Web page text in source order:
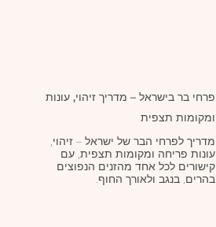
פרחי בר בישראל – מדריך זיהוי, עונות
ומקומות תצפית
מדריך לפרחי הבר של ישראל – זיהוי,
עונות פריחה ומקומות תצפית, עם
קישורים לכל אחד מהזנים הנפוצים
בהרים, בנגב ולאורך החוף.